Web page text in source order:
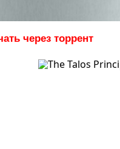
через торрент